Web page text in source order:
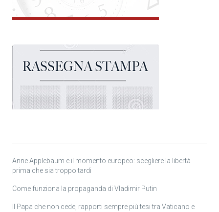
Anne Applebaum e il momento europeo: scegliere la libertà
prima che sia troppo tardi
Come funziona la propaganda di Vladimir Putin
Il Papa che non cede, rapporti sempre più tesi tra Vaticano e